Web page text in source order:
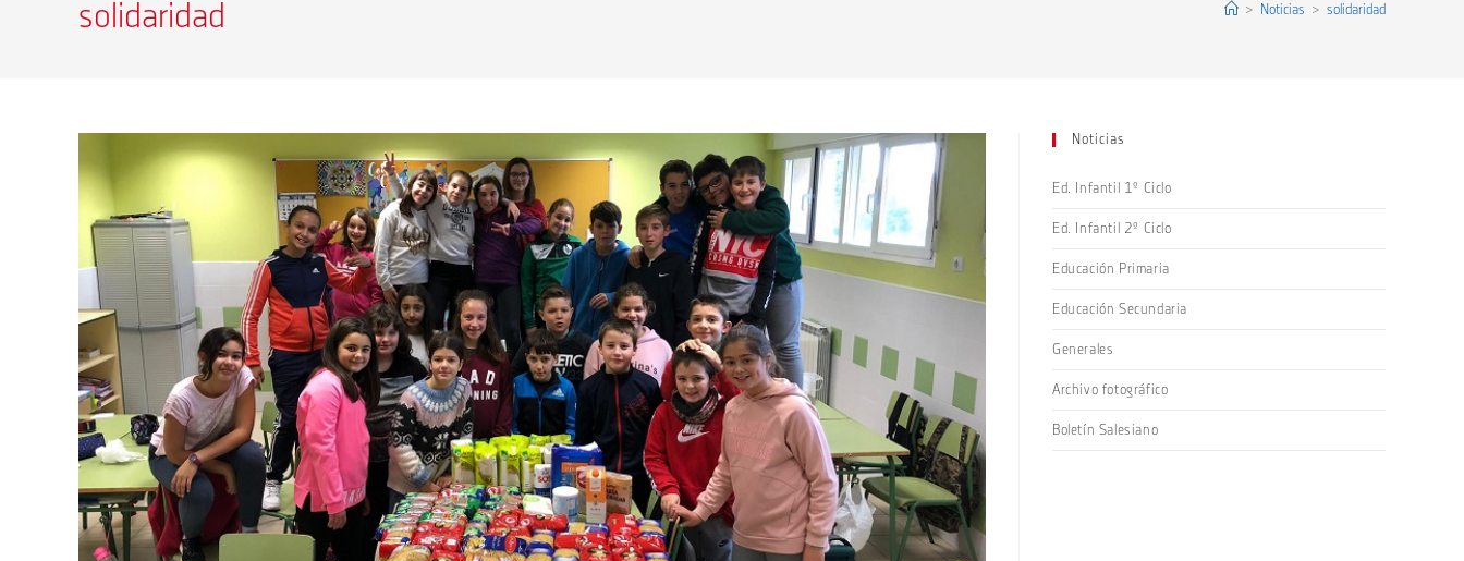
solidaridad > Noticias > solidaridad
Noticias
Ed. Infantil 1º Ciclo
Ed. Infantil 2º Ciclo
Educación Primaria
Educación Secundaria
Generales
Archivo fotográfico
Boletín Salesiano